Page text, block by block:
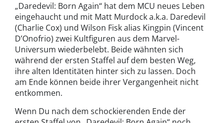
„Daredevil: Born Again“ hat dem MCU neues Leben
eingehaucht und mit Matt Murdock a.k.a. Daredevil
(Charlie Cox) und Wilson Fisk alias Kingpin (Vincent
D’Onofrio) zwei Kultfiguren aus dem Marvel-
Universum wiederbelebt. Beide wähnten sich
während der ersten Staffel auf dem besten Weg,
ihre alten Identitäten hinter sich zu lassen. Doch
am Ende können beide ihrer Vergangenheit nicht
entkommen.
Wenn Du nach dem schockierenden Ende der